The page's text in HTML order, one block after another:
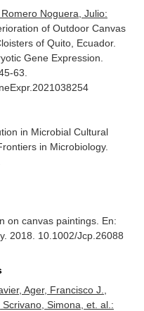
Noguera, Julio:
of Outdoor Canvas
of Quito, Ecuador.
Gene Expression
63.
in Microbial Cultural
in Microbiology.
on canvas paintings. En:
. 2018. 10.1002/Jcp.26088
Ager, Francisco J.,
Simona, et. al.: